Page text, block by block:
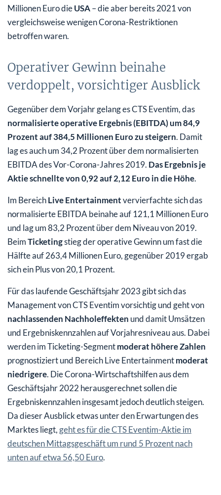
Millionen Euro dieUSA– die aber bereits 2021 von
vergleichsweise wenigen Corona-Restriktionen
betroffen waren.
Operativer Gewinn beinahe
verdoppelt, vorsichtiger Ausblick
Gegenüber dem Vorjahr gelang es CTS Eventim, das
normalisierte operative Ergebnis (EBITDA) um 84,9
Prozent auf 384,5 Millionen Euro zu steigern. Damit
lag es auch um 34,2 Prozent über dem normalisierten
EBITDA des Vor-Corona-Jahres 2019. Das Ergebnis je
Aktie schnellte von 0,92 auf 2,12 Euro in die Höhe.
Im BereichLive Entertainmentvervierfachte sich das
normalisierte EBITDA beinahe auf 121,1 Millionen Euro
und lag um 83,2 Prozent über dem Niveau von 2019.
BeimTicketingstieg der operative Gewinn um fast die
Hälfte auf 263,4 Millionen Euro, gegenüber 2019 ergab
sich ein Plus von 20,1 Prozent.
Für das laufende Geschäftsjahr 2023 gibt sich das
Management von CTS Eventim vorsichtig und geht von
nachlassenden Nachholeffekten und damit Umsätzen
und Ergebniskennzahlen auf Vorjahresniveau aus. Dabei
werden im Ticketing-Segmentmoderat höhere Zahlen
prognostiziert und Bereich Live Entertainmentmoderat
niedrigere. Die Corona-Wirtschaftshilfen aus dem
Geschäftsjahr 2022 herausgerechnet sollen die
Ergebniskennzahlen insgesamt jedoch deutlich steigen.
Da dieser Ausblick etwas unter den Erwartungen des
Marktes liegt, geht es für die CTS Eventim-Aktie im
deutschen Mittagsgeschäft um rund 5 Prozent nach
unten auf etwa 56,50 Euro.